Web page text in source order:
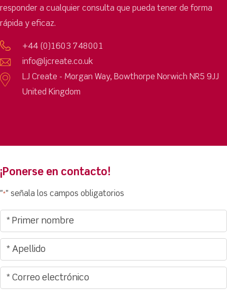
responder a cualquier consulta que pueda tener de forma
rápida y eficaz.
+44 (0)1603 748001
info@ljcreate.co.uk
LJ Create - Morgan Way, Bowthorpe Norwich NR5 9JJ
United Kingdom
¡Ponerse en contacto!
"*" señala los campos obligatorios